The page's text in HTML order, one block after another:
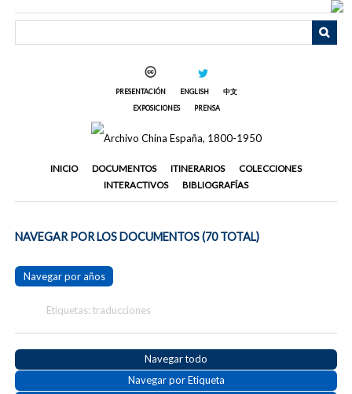
PRESENTACIÓN ENGLISH
中文
EXPOSICIONES
PRENSA
INICIO DOCUMENTOS ITINERARIOS
COLECCIONES
INTERACTIVOS
BIBLIOGRAFÍAS
NAVEGAR POR LOS DOCUMENTOS (70 TOTAL)
Navegar por años
Etiquetas: traducciones
Navegar todo
Navegar por Etiqueta